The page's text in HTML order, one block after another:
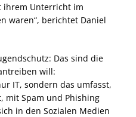
ihrem Unterricht im
waren“, berichtet Daniel
Das sind die
will:
IT, sondern das umfasst,
mit Spam und Phishing
in den Sozialen Medien